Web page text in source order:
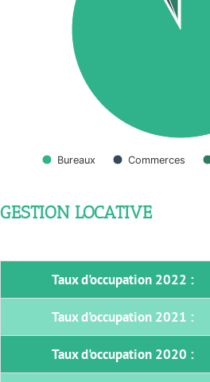
Bureaux Commerces
GESTION LOCATIVE
Taux d'occupation 2022 :
Taux d'occupation 2021 :
Taux d'occupation 2020 :